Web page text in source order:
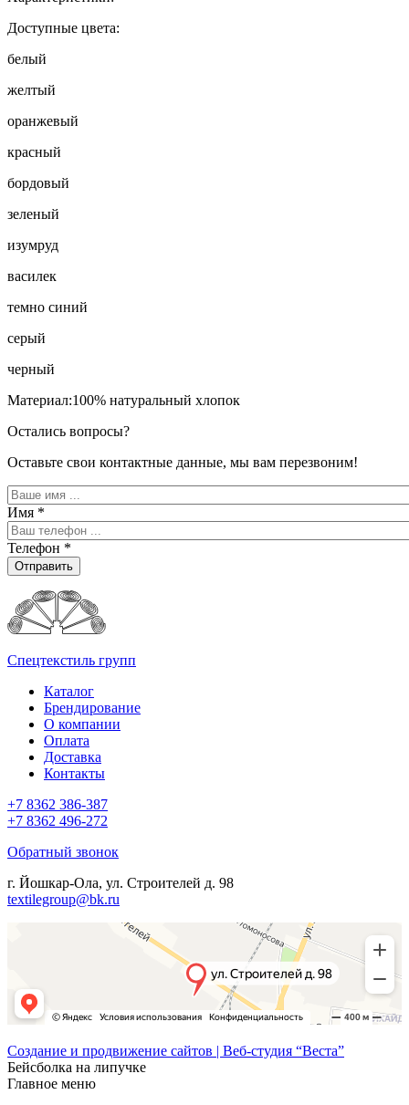
Доступные цвета:
белый
желтый
оранжевый
красный
бордовый
зеленый
изумруд
василек
темно синий
серый
черный
Материал:100% натуральный хлопок
Остались вопросы?
Оставьте свои контактные данные, мы вам перезвоним!
Имя *
Телефон *
Отправить
Спецтекстиль групп
Каталог
Брендирование
О компании
Оплата
Доставка
Контакты
+7 8362 386-387
+7 8362 496-272
Обратный звонок
г. Йошкар-Ола, ул. Строителей д. 98
textilegroup@bk.ru
Создание и продвижение сайтов | Веб-студия “Веста”
Бейсболка на липучке
Главное меню